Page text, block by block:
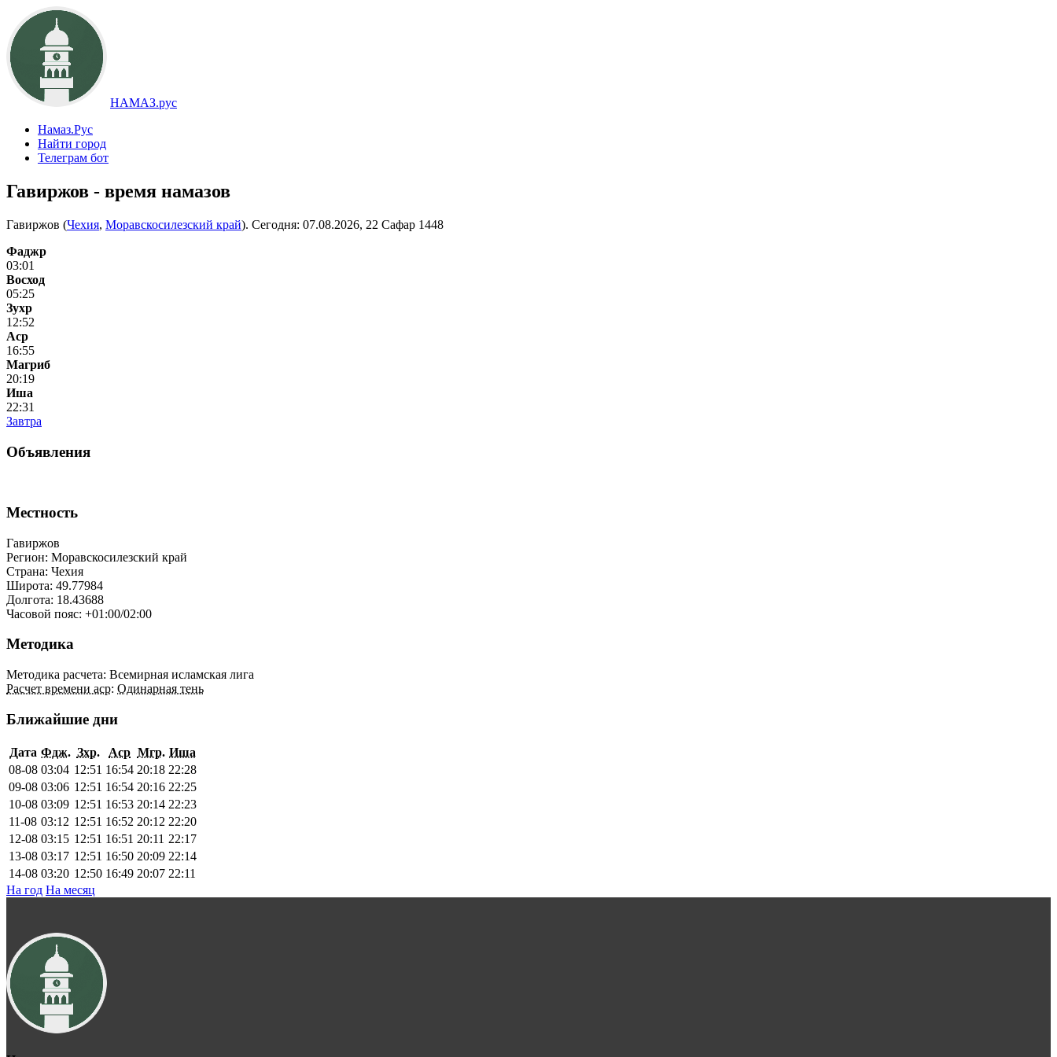
НАМАЗ.рус
Намаз.Рус
Найти город
Телеграм бот
Гавиржов - время намазов
Гавиржов (Чехия, Моравскосилезский край). Сегодня: 07.08.2026, 22 Сафар 1448
Фаджр
03:01
Восход
05:25
Зухр
12:52
Аср
16:55
Магриб
20:19
Иша
22:31
Завтра
Объявления
Местность
Гавиржов
Регион: Моравскосилезский край
Страна: Чехия
Широта: 49.77984
Долгота: 18.43688
Часовой пояс: +01:00/02:00
Методика
Методика расчета: Всемирная исламская лига
Расчет времени аср: Одинарная тень
Ближайшие дни
Дата Фдж. Зхр. Аср Мгр. Иша
08-08 03:04 12:51 16:54 20:18 22:28
09-08 03:06 12:51 16:54 20:16 22:25
10-08 03:09 12:51 16:53 20:14 22:23
11-08 03:12 12:51 16:52 20:12 22:20
12-08 03:15 12:51 16:51 20:11 22:17
13-08 03:17 12:51 16:50 20:09 22:14
14-08 03:20 12:50 16:49 20:07 22:11
На год На месяц